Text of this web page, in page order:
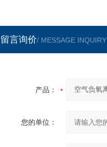
留言询价/ MESSAGE INQUIRY
产品：
您的单位：